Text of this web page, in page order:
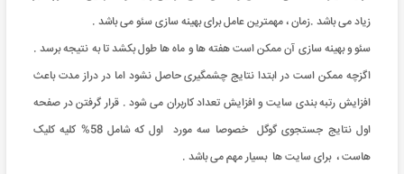
زیاد می باشد .زمان ، مهمترین عامل برای بهینه سازی سئو می باشد .
سئو و بهینه سازی آن ممکن است هفته ها و ماه ها طول بکشد تا به نتیجه برسد .
اگزچه ممکن است در ابتدا نتایج چشمگیری حاصل نشود اما در دراز مدت باعث
افزایش رتبه بندی سایت و افزایش تعداد کاربران می شود . قرار گرفتن در صفحه
اول نتایج جستجوی گوگل خصوصا سه مورد اول که شامل 58% کلیه کلیک
هاست ، برای سایت ها بسیار مهم می باشد .